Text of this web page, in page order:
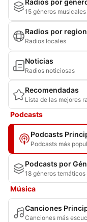
Radios por
15 géneros musicales
Radios por
Radios locales
Noticias
Radios noticiosas
Recomendadas
Lista de las mejores
Podcasts
Podcasts
Podcasts más
Podcasts por
18 géneros temáticos
Música
Canciones
Canciones más